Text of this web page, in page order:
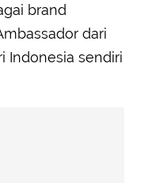
brand
dari
Indonesia sendiri